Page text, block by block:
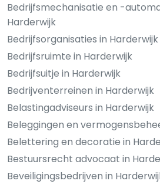
Bedrijfsmechanisatie en -
Harderwijk
Bedrijfsorganisaties in Harderwijk
Bedrijfsruimte in Harderwijk
Bedrijfsuitje in Harderwijk
Bedrijventerreinen in Harderwijk
Belastingadviseurs in Harderwijk
Beleggingen en
Belettering en decoratie in
Bestuursrecht advocaat in
Beveiligingsbedrijven in